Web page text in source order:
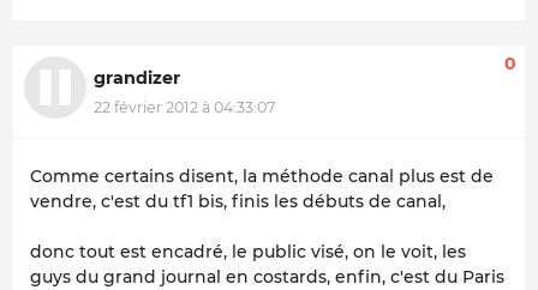
grandizer
22 février 2012 à 04:33:07
0
Comme certains disent, la méthode canal plus est de
vendre, c'est du tf1 bis, finis les débuts de canal,
donc tout est encadré, le public visé, on le voit, les
guys du grand journal en costards, enfin, c'est du Paris